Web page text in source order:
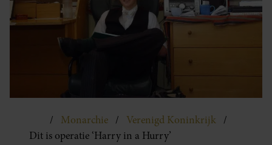
Monarchie
Verenigd Koninkrijk
Dit is operatie ‘Harry in a Hurry’